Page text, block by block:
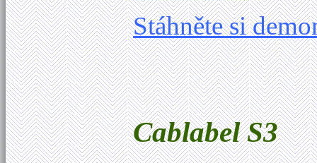
Stáhněte si
CablabelS3